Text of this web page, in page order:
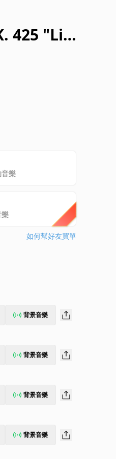
425 "Lin
樂
如何幫好友買單
背景音樂
背景音樂
背景音樂
背景音樂